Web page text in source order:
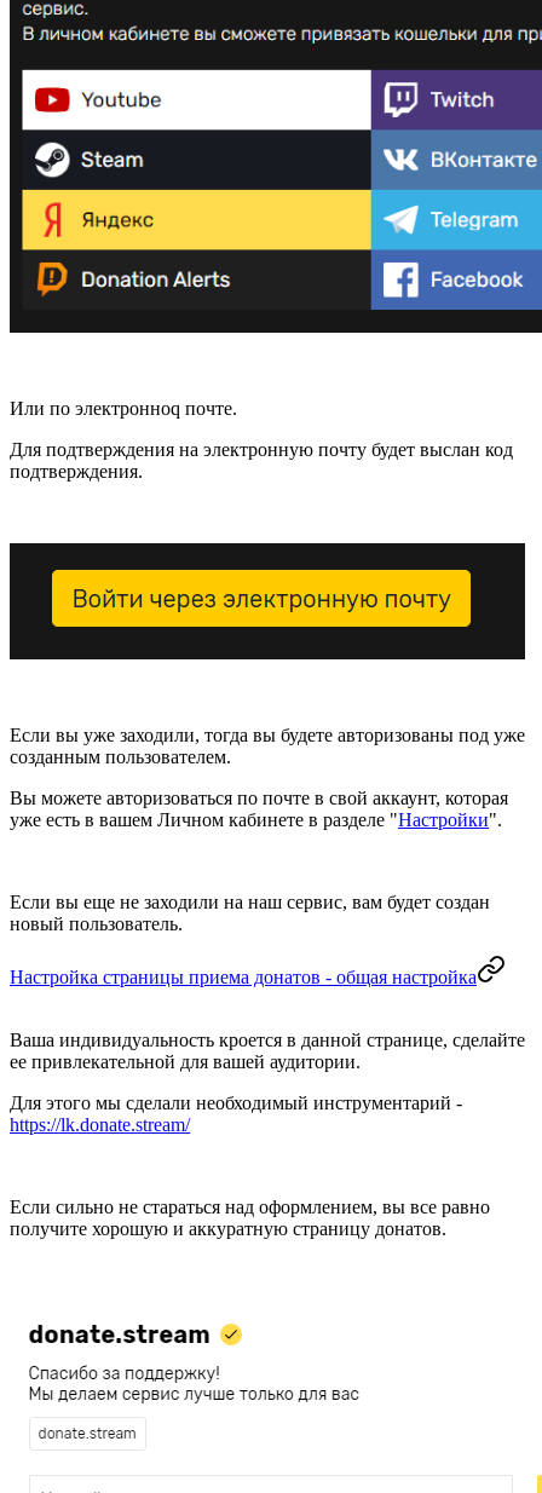
Или по электронноq почте.
Для подтверждения на электронную почту будет выслан код
подтверждения.
Если вы уже заходили, тогда вы будете авторизованы под уже
созданным пользователем.
Вы можете авторизоваться по почте в свой аккаунт, которая
уже есть в вашем Личном кабинете в разделе "Настройки".
Если вы еще не заходили на наш сервис, вам будет создан
новый пользователь.
Настройка страницы приема донатов - общая настройка
Ваша индивидуальность кроется в данной странице, сделайте
ее привлекательной для вашей аудитории.
Для этого мы сделали необходимый инструментарий -
https://lk.donate.stream/
Если сильно не стараться над оформлением, вы все равно
получите хорошую и аккуратную страницу донатов.